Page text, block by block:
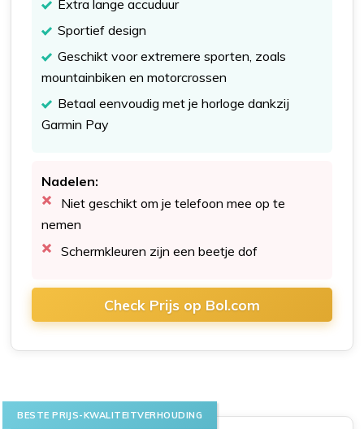
Extra lange accuduur
Sportief design
Geschikt voor extremere sporten, zoals
mountainbiken en motorcrossen
Betaal eenvoudig met je horloge dankzij
Garmin Pay
Nadelen:
Niet geschikt om je telefoon mee op te
nemen
Schermkleuren zijn een beetje dof
Check Prijs op Bol.com
BESTE PRIJS-KWALITEITVERHOUDING